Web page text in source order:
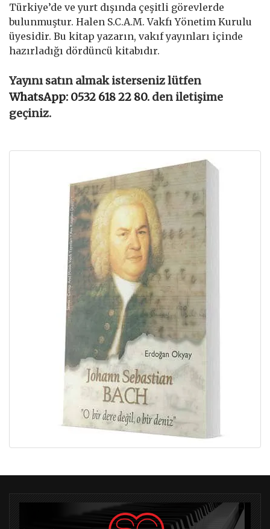
Türkiye’de ve yurt dışında çeşitli görevlerde
bulunmuştur. Halen S.C.A.M. Vakfı Yönetim Kurulu
üyesidir. Bu kitap yazarın, vakıf yayınları içinde
hazırladığı dördüncü kitabıdır.
Yayını satın almak isterseniz lütfen
WhatsApp: 0532 618 22 80. den iletişime
geçiniz.